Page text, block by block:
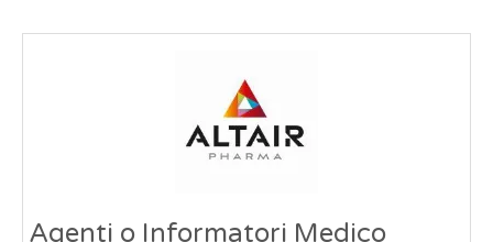
Agenti o Informatori Medico